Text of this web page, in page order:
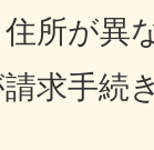
所が異
求手続